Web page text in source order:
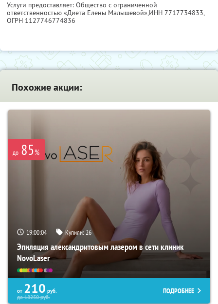
Услуги предоставляет: Общество с ограниченной
ответственностью «Диета Елены Малышевой»,ИНН 7717734833,
ОГРН 1127746774836
Похожие акции:
до 85%
19:00:04 Купили:26
Эпиляция александритовым лазером в сети клиник
NovoLaser
от 210 руб.
до18250руб.
ПОДРОБНЕЕ